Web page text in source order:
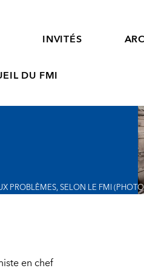
INVITÉS
DU FMI
PROBLÈMES, SELON LE FMI
en chef